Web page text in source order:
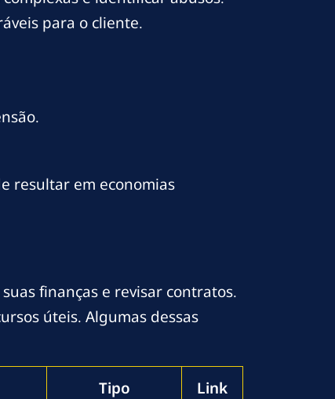
para o cliente.
resultar em economias
finanças e revisar contratos.
úteis. Algumas dessas
Tipo Link